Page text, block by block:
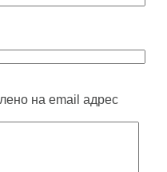
на email адрес